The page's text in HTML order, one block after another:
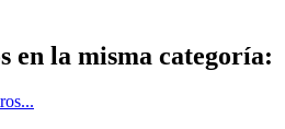
en la misma categoría: